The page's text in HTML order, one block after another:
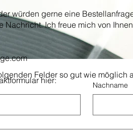
Felder so gut wie möglich
Nachname
würden gerne eine
Nachricht. Ich freue mich von
hier: